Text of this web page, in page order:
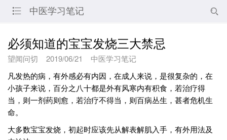
 中医学习笔记 
必须知道的宝宝发烧三大禁忌
望闻问切 2019/06/21
中医学习笔记
凡发热的病，有外感必有内因，在成人来说，是很复杂的，在
小孩子来说，百分之八十都是外有风寒内有积食，若治疗得
当，则一剂药则愈，若治疗不得当，则百病丛生，甚者危机生
命。
大多数宝宝发烧，初起时应该先从解表解肌入手，有外用法及